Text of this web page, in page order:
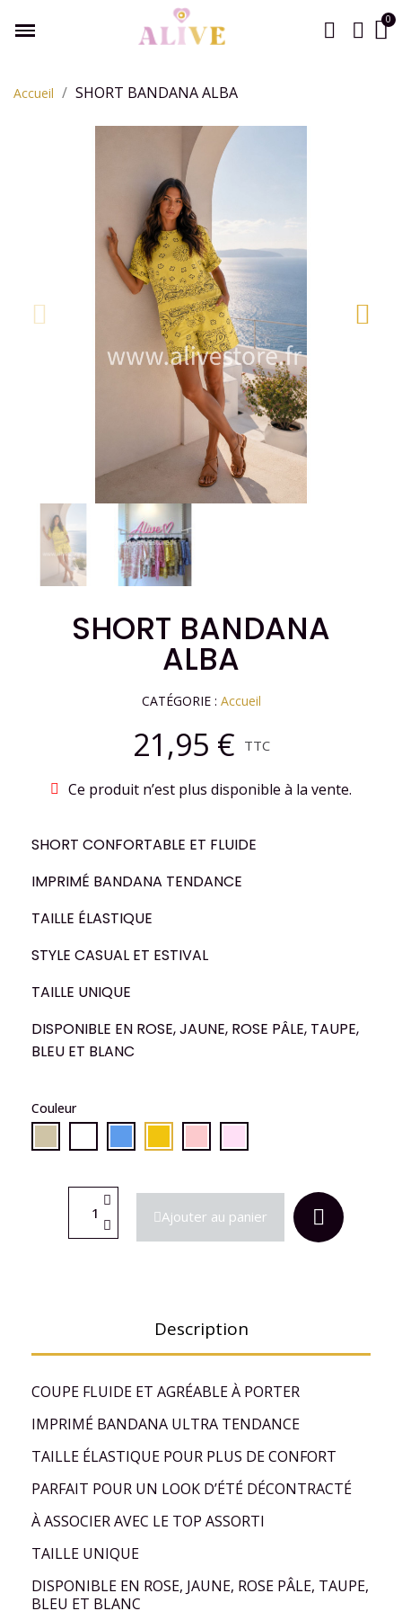
Accueil SHORT BANDANA ALBA
SHORT BANDANA
ALBA
CATÉGORIE Accueil
21,95 € TTC
Ce produit n’est plus disponible à la vente.
SHORT CONFORTABLE ET FLUIDE
IMPRIMÉ BANDANA TENDANCE
TAILLE ÉLASTIQUE
STYLE CASUAL ET ESTIVAL
TAILLE UNIQUE
DISPONIBLE EN ROSE, JAUNE, ROSE PÂLE, TAUPE,
BLEU ET BLANC
Couleur
Ajouter au panier
Description
COUPE FLUIDE ET AGRÉABLE À PORTER
IMPRIMÉ BANDANA ULTRA TENDANCE
TAILLE ÉLASTIQUE POUR PLUS DE CONFORT
PARFAIT POUR UN LOOK D’ÉTÉ DÉCONTRACTÉ
À ASSOCIER AVEC LE TOP ASSORTI
TAILLE UNIQUE
DISPONIBLE EN ROSE, JAUNE, ROSE PÂLE, TAUPE,
BLEU ET BLANC